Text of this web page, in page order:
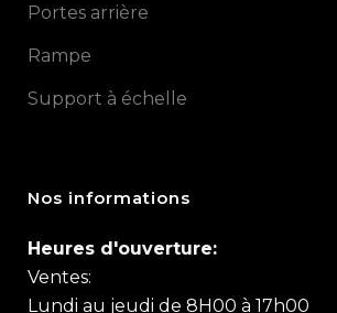
Portes arrière
Rampe
Support à échelle
Nos informations
Heures d'ouverture:
Ventes:
Lundi au jeudi de 8H00 à 17h00